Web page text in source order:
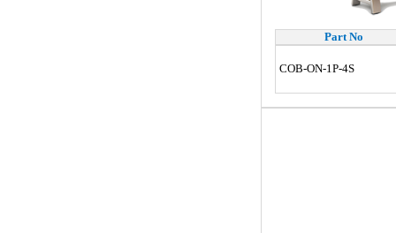
Part No
COB-ON-1P-4S